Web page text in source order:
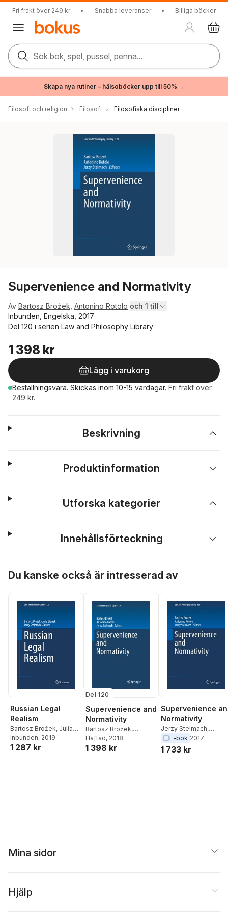
Fri frakt över 249 kr • Snabba leveranser • Billiga böcker
Sök bok, spel, pussel, penna...
Skapa nya rutiner – hälsoböcker upp till 50% →
Filosofi och religion Filosofi Filosofiska discipliner
Supervenience and Normativity
Av Bartosz Brożek Antonino Rotolo och 1 till
Inbunden, Engelska, 2017
Del 120 i serien Law and Philosophy Library
1 398 kr
Lägg i varukorg
Beställningsvara. Skickas inom 10-15 vardagar. Fri frakt över
249 kr.
Beskrivning
Produktinformation
Utforska kategorier
Innehållsförteckning
Du kanske också är intresserad av
Russian Legal
Realism
Bartosz Brożek, Julia
Stanek,Jerzy Stelmach
Inbunden, 2019
1 287 kr
Del 120
Supervenience and
Normativity
Bartosz Brożek,
Antonino Rotolo
Stelmach
Häftad, 2018
1 398 kr
Supervenience
Normativity
Jerzy Stelmach,
Antonino Rotolo
Bartosz Brozek
E-bok 2017
1 733 kr
Mina sidor
Hjälp